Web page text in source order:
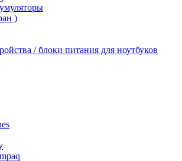
)
/ блоки питания для ноутбуков